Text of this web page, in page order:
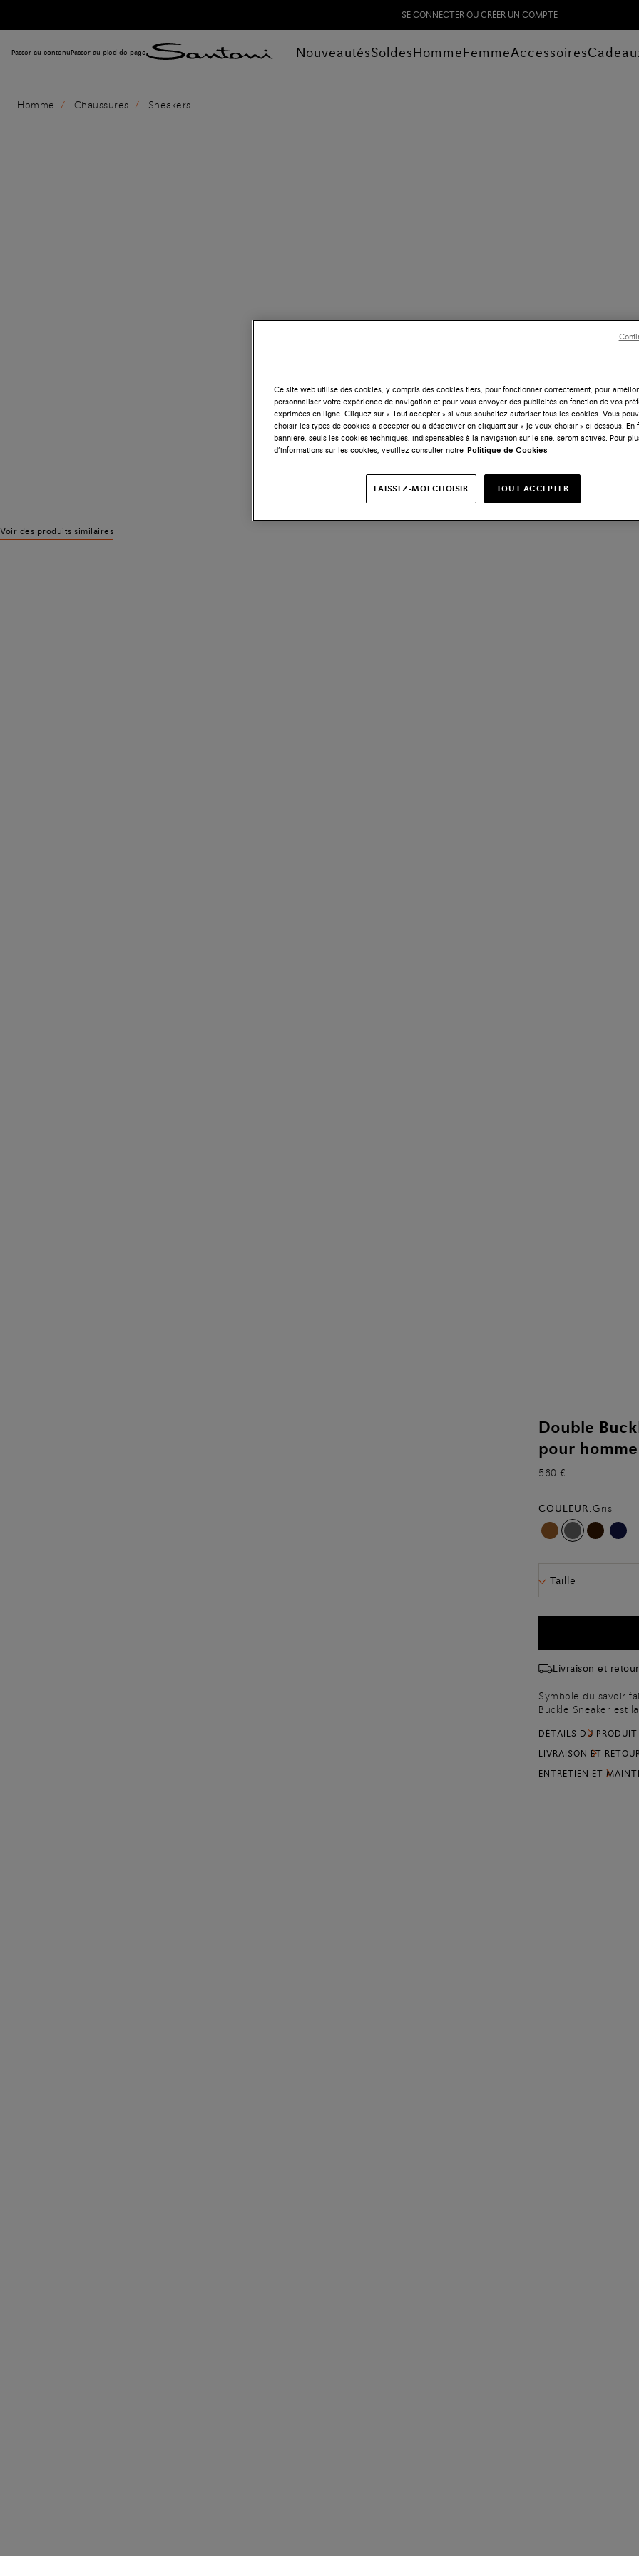
SE CONNECTER OU CRÉER UN COMPTE
Passer au contenuPasser au pied de page NouveautésSoldesHommeFemmeAccessoires
Homme Chaussures Sneakers
Voir des produits similaires
Double
pour homme
560 €
COULEUR:Gris
Taille
Livraison et
Symbole du savoir-
Buckle Sneaker est
une surface au grain
agrémentée d’une
caoutchouc ornée
DÉTAILS DU PRODUIT
LIVRAISON ET
ENTRETIEN ET
Ce site web utilise des cookies, y compris des cookies tiers, pour fonctionner correctement, pour
personnaliser votre expérience de navigation et pour vous envoyer des publicités en fonction de vos
exprimées en ligne. Cliquez sur « Tout accepter » si vous souhaitez autoriser tous les cookies. Vous
choisir les types de cookies à accepter ou à désactiver en cliquant sur « Je veux choisir » ci-dessous. En
bannière, seuls les cookies techniques, indispensables à la navigation sur le site, seront activés. Pour
d’informations sur les cookies, veuillez consulter notre Politique de Cookies
LAISSEZ-MOI CHOISIR TOUT ACCEPTER